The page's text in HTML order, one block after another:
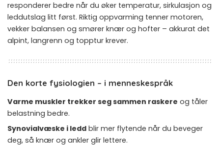
responderer bedre når du øker temperatur, sirkulasjon og
leddutslag litt først. Riktig oppvarming tenner motoren,
vekker balansen og smører knær og hofter – akkurat det
alpint, langrenn og topptur krever.
Den korte fysiologien – i menneskespråk
Varme muskler trekker seg sammen raskere og tåler
belastning bedre.
Synovialvæske i ledd blir mer flytende når du beveger
deg, så knær og ankler glir lettere.